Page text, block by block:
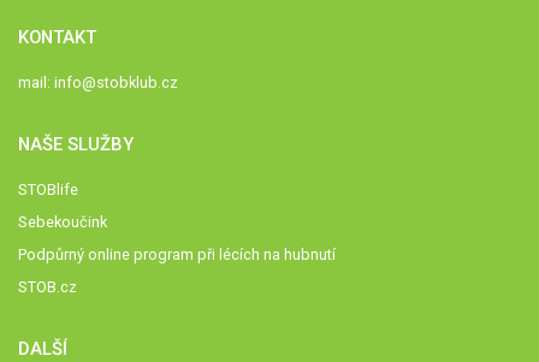
KONTAKT
mail: info@stobklub.cz
NAŠE SLUŽBY
STOBlife
Sebekoučink
Podpůrný online program při lécích na hubnutí
STOB.cz
DALŠÍ